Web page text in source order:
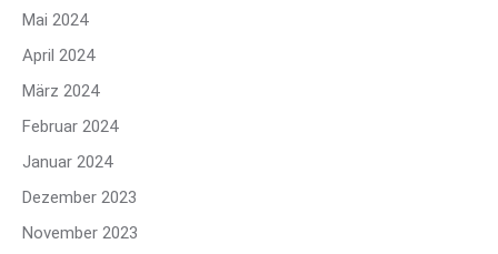
Mai 2024
April 2024
März 2024
Februar 2024
Januar 2024
Dezember 2023
November 2023